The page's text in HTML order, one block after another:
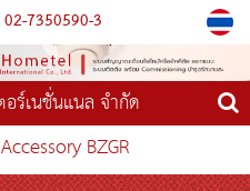
02-7350590-3
ร์เนชั่นแนล จำกัด
BZGR